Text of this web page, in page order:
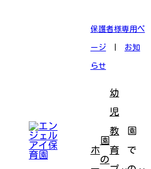
保護者様専用ペ
ージ| お知
らせ
ホ
園
の
幼
児
教
育
園
で